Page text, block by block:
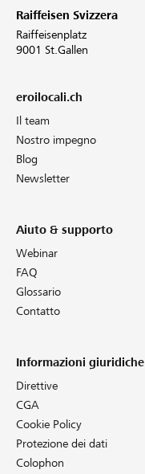
Raiffeisen Svizzera
Raiffeisenplatz
9001 St.Gallen
eroilocali.ch
Il team
Nostro impegno
Blog
Newsletter
Aiuto & supporto
Webinar
FAQ
Glossario
Contatto
Informazioni giuridiche
Direttive
CGA
Cookie Policy
Protezione dei dati
Colophon